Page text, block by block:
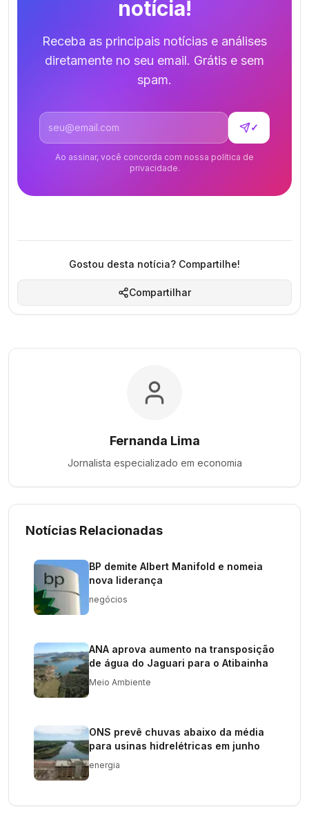
notícia!
Receba as principais notícias e análises
diretamente no seu email. Grátis e sem
spam.
Endereço de email
✓
Ao assinar, você concorda com nossa política de
privacidade.
Gostou desta notícia? Compartilhe!
Compartilhar
Fernanda Lima
Jornalista especializado em economia
Notícias Relacionadas
BP demite Albert Manifold e nomeia
nova liderança
negócios
ANA aprova aumento na transposição
de água do Jaguari para o Atibainha
Meio Ambiente
ONS prevê chuvas abaixo da média
para usinas hidrelétricas em junho
energia